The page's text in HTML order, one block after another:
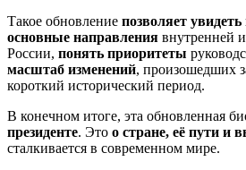
Такое обновление позволяет увидеть
основные направления внутренней
России, понять приоритеты
масштаб изменений, произошедших
короткий исторический период.
В конечном итоге, эта обновленная
президенте. Это о стране, её пути и
сталкивается в современном мире.